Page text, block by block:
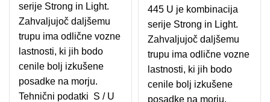
serije Strong in Light.
Zahvaljujoč daljšemu
trupu ima odlične vozne
lastnosti, ki jih bodo
cenile bolj izkušene
posadke na morju.
Tehnični podatki S / U
445 U je kombinacija
serije Strong in Light.
Zahvaljujoč daljšemu
trupu ima odlične vozne
lastnosti, ki jih bodo
cenile bolj izkušene
posadke na morju.